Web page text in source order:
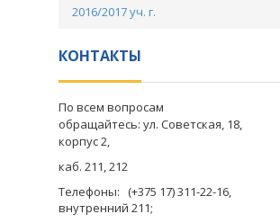
2016/2017 уч. г.
КОНТАКТЫ
По всем вопросам
обращайтесь: ул. Советская, 18,
корпус 2,
каб. 211, 212
Телефоны: (+375 17) 311-22-16,
внутренний 211;